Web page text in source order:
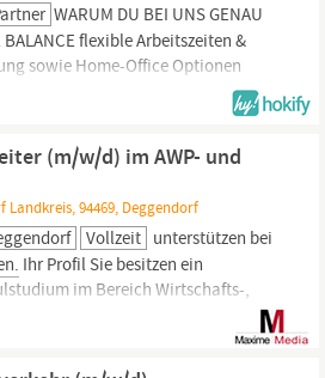
WARUM DU BEI UNS GENAU
BALANCE flexible Arbeitszeiten &
sowie Home-Office Optionen
verkehrsgünstiger Lage Top-
Schreibtische) moderne
& MEHR attraktives Gehalt
(m/w/d) im AWP- und
Landkreis, 94469, Deggendorf
Vollzeit unterstützen bei
Ihr Profil Sie besitzen ein
im Bereich Wirtschafts-,
bzw. eine vergleichbare
Ausrichtung unserer
Englischkenntnisse in Wort und